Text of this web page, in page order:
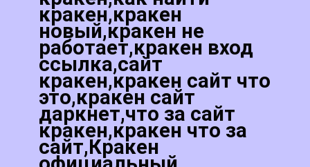
кракен,кракен
новый,кракен не
работает,кракен вход
ссылка,сайт
кракен,кракен сайт что
это,кракен сайт
даркнет,что за сайт
кракен,кракен что за
сайт,Кракен